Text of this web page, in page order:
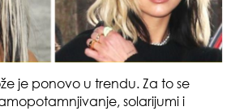
je ponovo u trendu. Za to se
solarijumi i